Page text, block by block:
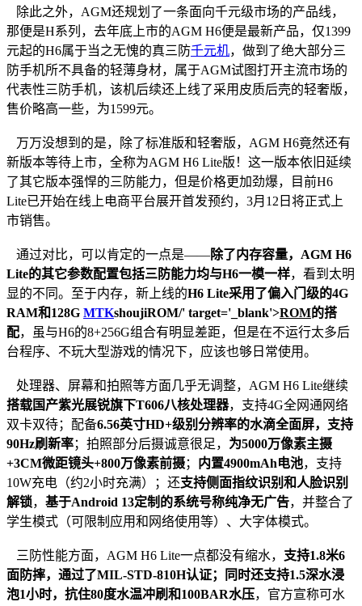
除此之外，AGM还规划了一条面向千元级市场的产品线，
那便是H系列，去年底上市的AGM H6便是最新产品，仅1399
元起的H6属于当之无愧的真三防千元机，做到了绝大部分三
防手机所不具备的轻薄身材，属于AGM试图打开主流市场的
代表性三防手机，该机后续还上线了采用皮质后壳的轻奢版，
售价略高一些，为1599元。
万万没想到的是，除了标准版和轻奢版，AGM H6竟然还有
新版本等待上市，全称为AGM H6 Lite版！这一版本依旧延续
了其它版本强悍的三防能力，但是价格更加劲爆，目前H6
Lite已开始在线上电商平台展开首发预约，3月12日将正式上
市销售。
通过对比，可以肯定的一点是——除了内存容量，AGM H6
Lite的其它参数配置包括三防能力均与H6一模一样，看到太明
显的不同。至于内存，新上线的H6 Lite采用了偏入门级的4G
RAM和128G MTKshoujiROM/' target='_blank'>ROM的搭
配，虽与H6的8+256G组合有明显差距，但是在不运行太多后
台程序、不玩大型游戏的情况下，应该也够日常使用。
处理器、屏幕和拍照等方面几乎无调整，AGM H6 Lite继续
搭载国产紫光展锐旗下T606八核处理器，支持4G全网通网络
双卡双待；配备6.56英寸HD+级别分辨率的水滴全面屏，支持
90Hz刷新率；拍照部分后摄诚意很足， 为5000万像素主摄
+3CM微距镜头+800万像素前摄； 内置4900mAh电池，支持
10W充电（约2小时充满）；还支持侧面指纹识别和人脸识别
解锁， 基于Android 13定制的系统号称纯净无广告，并整合了
学生模式（可限制应用和网络使用等）、大字体模式。
三防性能方面，AGM H6 Lite一点都没有缩水， 支持1.8米6
面防摔，通过了MIL-STD-810H认证；同时还支持1.5深水浸
泡1小时，抗住80度水温冲刷和100BAR水压，官方宣称可水